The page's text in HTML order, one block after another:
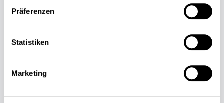
Präferenzen
Statistiken
Marketing
Fragen und Wünsche?